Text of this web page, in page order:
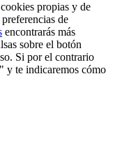
propias y de
de
encontrarás más
sobre el botón
Si por el contrario
y te indicaremos cómo